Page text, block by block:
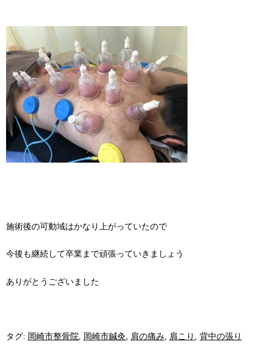
施術後の可動域はかなり上がっていたので
今後も継続して卒業まで頑張っていきましょう
ありがとうございました
タグ: 岡崎市整骨院 岡崎市鍼灸 肩の痛み 肩こり 背中の張り